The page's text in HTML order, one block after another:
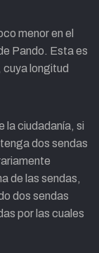
menor en el
Pando. Esta es
cuya longitud
la ciudadanía, si
dos sendas
de las sendas,
dos sendas
por las cuales